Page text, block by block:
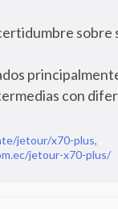
con
jetour/x70-plus,
jetour-x70-plus/